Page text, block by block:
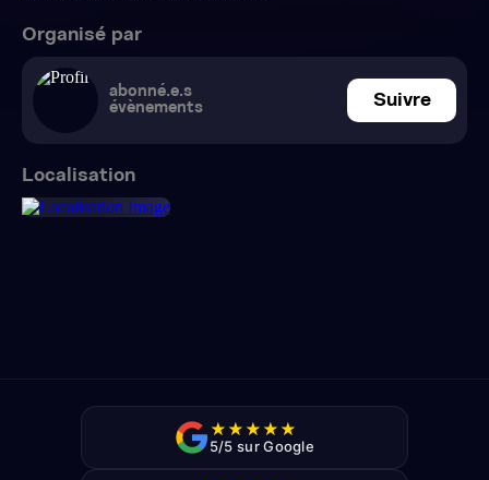
Organisé par
abonné.e.s
évènements
Suivre
Localisation
★★★★★
5/5 sur Google